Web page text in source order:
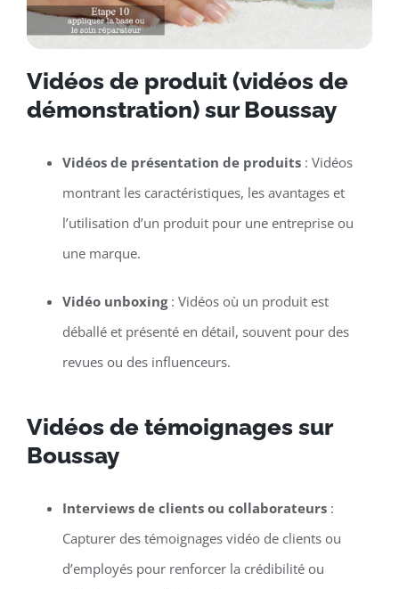
Vidéos de produit (vidéos de
démonstration) sur Boussay
Vidéos de présentation de produits: Vidéos
montrant les caractéristiques, les avantages et
l’utilisation d’un produit pour une entreprise ou
une marque.
Vidéo unboxing: Vidéos où un produit est
déballé et présenté en détail, souvent pour des
revues ou des influenceurs.
Vidéos de témoignages sur
Boussay
Interviews de clients ou collaborateurs:
Capturer des témoignages vidéo de clients ou
d’employés pour renforcer la crédibilité ou